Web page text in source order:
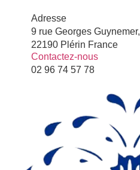
Adresse
9 rue Georges Guynemer,
22190 Plérin France
Contactez-nous
02 96 74 57 78